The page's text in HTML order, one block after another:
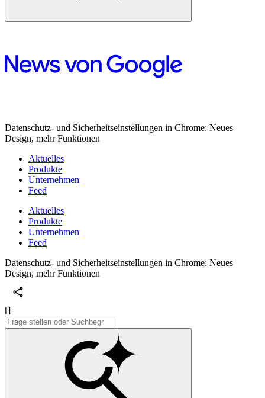
Datenschutz- und Sicherheitseinstellungen in Chrome: Neues
Design, mehr Funktionen
Aktuelles
Produkte
Unternehmen
Feed
Aktuelles
Produkte
Unternehmen
Feed
Datenschutz- und Sicherheitseinstellungen in Chrome: Neues
Design, mehr Funktionen
[]